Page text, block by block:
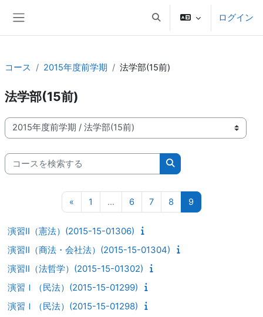
検索入力に切り替えるログイン
コース 2015年度前学期 法学部(15前)
法学部(15前)
コースカテゴリ
コースを検索する
コースを検索する
« 前のページ
1 ページ 1
… 6ページ 6
7ページ 7
8 ページ 8
9ページ 9
演習II（憲法）(2015-15-01306)
演習II（商法・会社法）(2015-15-01304)
演習II（法哲学）(2015-15-01302)
演習Ｉ（民法）(2015-15-01299)
演習Ｉ（民法）(2015-15-01298)